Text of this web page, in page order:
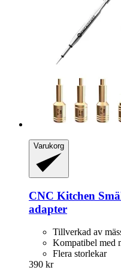
Varukorg
CNC Kitchen
adapter
Tillverkad av
Kompatibel med
Flera storlekar
390 kr